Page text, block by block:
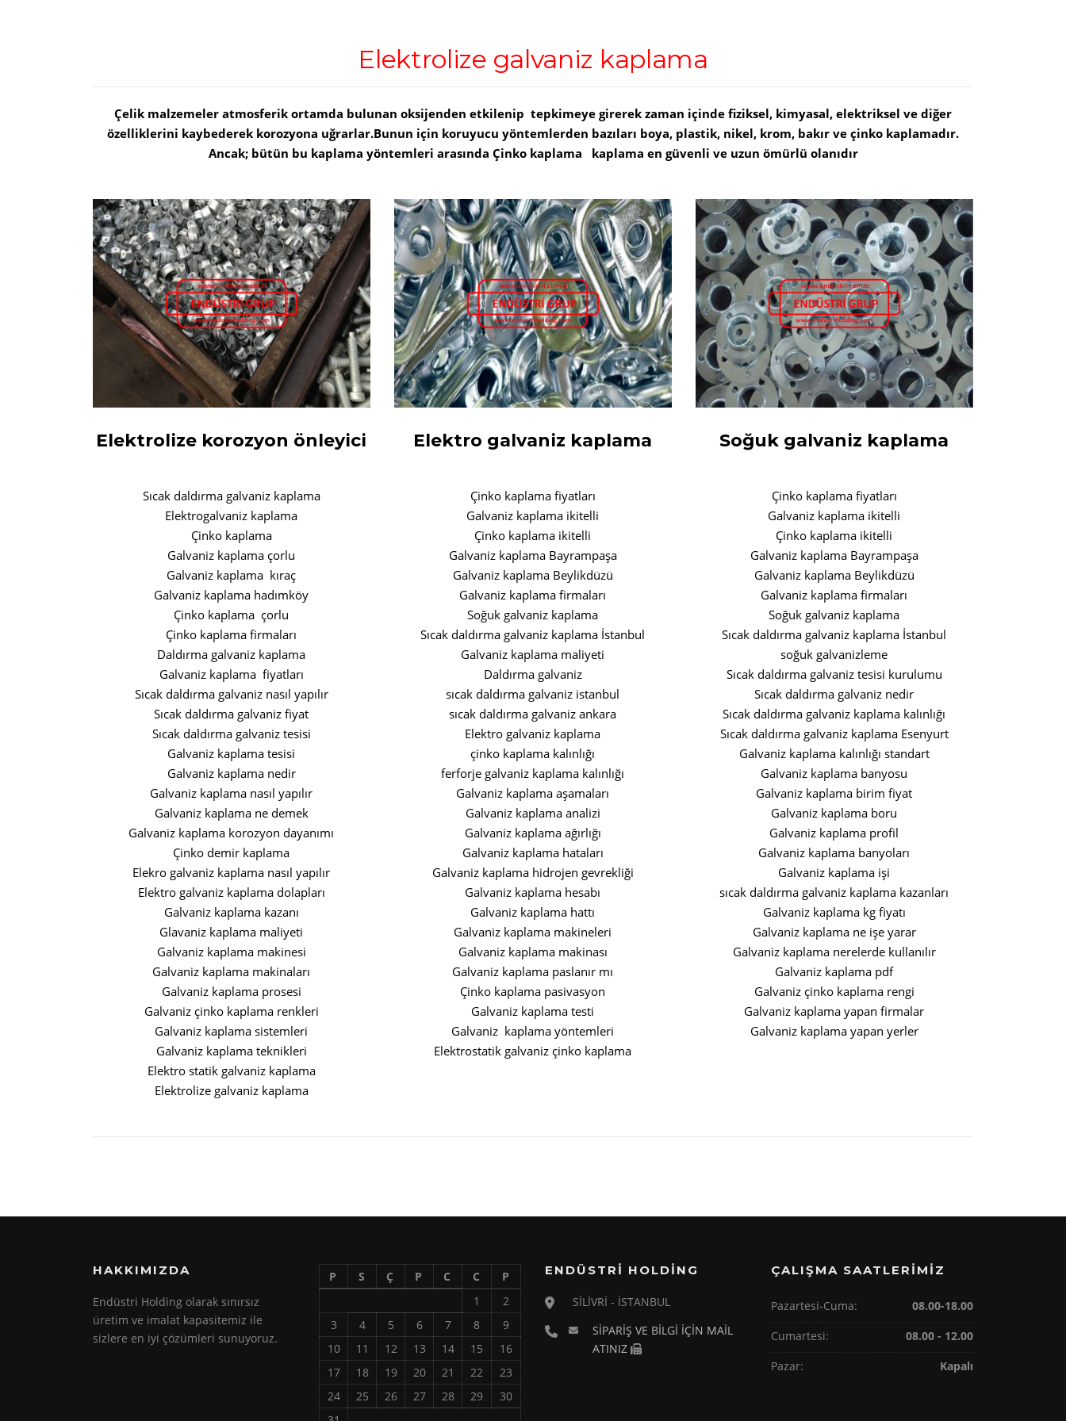
Elektrolize galvaniz kaplama
Çelik malzemeler atmosferik ortamda bulunan oksijenden etkilenip tepkimeye girerek zaman içinde fiziksel, kimyasal, elektriksel ve diğer
özelliklerini kaybederek korozyona uğrarlar.Bunun için koruyucu yöntemlerden bazıları boya, plastik, nikel, krom, bakır ve çinko kaplamadır.
Ancak; bütün bu kaplama yöntemleri arasında Çinko kaplama kaplama en güvenli ve uzun ömürlü olanıdır
Elektrolize korozyon önleyici
Sıcak daldırma galvaniz kaplama
Elektrogalvaniz kaplama
Çinko kaplama
Galvaniz kaplama çorlu
Galvaniz kaplama kıraç
Galvaniz kaplama hadımköy
Çinko kaplama çorlu
Çinko kaplama firmaları
Daldırma galvaniz kaplama
Galvaniz kaplama fiyatları
Sıcak daldırma galvaniz nasıl yapılır
Sıcak daldırma galvaniz fiyat
Sıcak daldırma galvaniz tesisi
Galvaniz kaplama tesisi
Galvaniz kaplama nedir
Galvaniz kaplama nasıl yapılır
Galvaniz kaplama ne demek
Galvaniz kaplama korozyon dayanımı
Çinko demir kaplama
Elekro galvaniz kaplama nasıl yapılır
Elektro galvaniz kaplama dolapları
Galvaniz kaplama kazanı
Glavaniz kaplama maliyeti
Galvaniz kaplama makinesi
Galvaniz kaplama makinaları
Galvaniz kaplama prosesi
Galvaniz çinko kaplama renkleri
Galvaniz kaplama sistemleri
Galvaniz kaplama teknikleri
Elektro statik galvaniz kaplama
Elektrolize galvaniz kaplama
Elektro galvaniz kaplama
Çinko kaplama fiyatları
Galvaniz kaplama ikitelli
Çinko kaplama ikitelli
Galvaniz kaplama Bayrampaşa
Galvaniz kaplama Beylikdüzü
Galvaniz kaplama firmaları
Soğuk galvaniz kaplama
Sıcak daldırma galvaniz kaplama İstanbul
Galvaniz kaplama maliyeti
Daldırma galvaniz
sıcak daldırma galvaniz istanbul
sıcak daldırma galvaniz ankara
Elektro galvaniz kaplama
çinko kaplama kalınlığı
ferforje galvaniz kaplama kalınlığı
Galvaniz kaplama aşamaları
Galvaniz kaplama analizi
Galvaniz kaplama ağırlığı
Galvaniz kaplama hataları
Galvaniz kaplama hidrojen gevrekliği
Galvaniz kaplama hesabı
Galvaniz kaplama hattı
Galvaniz kaplama makineleri
Galvaniz kaplama makinası
Galvaniz kaplama paslanır mı
Çinko kaplama pasivasyon
Galvaniz kaplama testi
Galvaniz kaplama yöntemleri
Elektrostatik galvaniz çinko kaplama
Soğuk galvaniz kaplama
Çinko kaplama fiyatları
Galvaniz kaplama ikitelli
Çinko kaplama ikitelli
Galvaniz kaplama Bayrampaşa
Galvaniz kaplama Beylikdüzü
Galvaniz kaplama firmaları
Soğuk galvaniz kaplama
Sıcak daldırma galvaniz kaplama İstanbul
soğuk galvanizleme
Sıcak daldırma galvaniz tesisi kurulumu
Sıcak daldırma galvaniz nedir
Sıcak daldırma galvaniz kaplama kalınlığı
Sıcak daldırma galvaniz kaplama Esenyurt
Galvaniz kaplama kalınlığı standart
Galvaniz kaplama banyosu
Galvaniz kaplama birim fiyat
Galvaniz kaplama boru
Galvaniz kaplama profil
Galvaniz kaplama banyoları
Galvaniz kaplama işi
sıcak daldırma galvaniz kaplama kazanları
Galvaniz kaplama kg fiyatı
Galvaniz kaplama ne işe yarar
Galvaniz kaplama nerelerde kullanılır
Galvaniz kaplama pdf
Galvaniz çinko kaplama rengi
Galvaniz kaplama yapan firmalar
Galvaniz kaplama yapan yerler
HAKKIMIZDA
Endüstri Holding olarak sınırsız
üretim ve imalat kapasitemiz ile
sizlere en iyi çözümleri sunuyoruz.
P S Ç P C C
P
1
2
3
4 5 6 7 8
9
10
11 12 13 14 15
16
17
18 19 20 21 22
23
24
25 26 27 28 29
30
ENDÜSTRİ HOLDİNG
SİLİVRİ - İSTANBUL
SİPARİŞ VE BİLGİ İÇİN MAİL
ATINIZ
ÇALIŞMA SAATLERİMİZ
Pazartesi-Cuma:
08.00-18.00
Cumartesi:
08.00 - 12.00
Pazar:
Kapalı